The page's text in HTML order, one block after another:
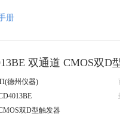
册
双通道 CMOS双D
德州仪器)
双D型触发器